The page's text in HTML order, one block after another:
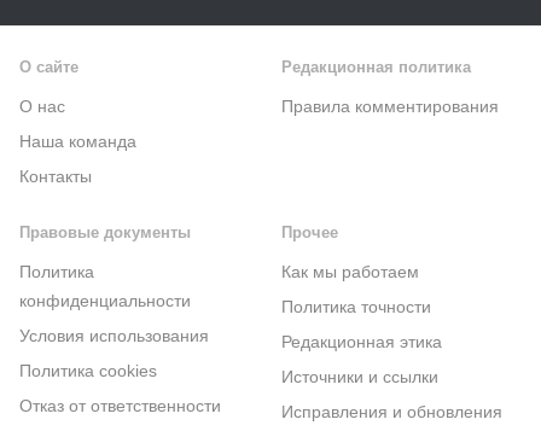
О сайте
О нас
Наша команда
Контакты
Редакционная политика
Правила комментирования
Правовые документы
Политика
конфиденциальности
Условия использования
Политика cookies
Отказ от ответственности
Прочее
Как мы работаем
Политика точности
Редакционная этика
Источники и ссылки
Исправления и обновления